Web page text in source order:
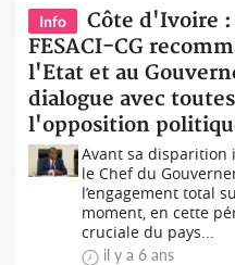
Info
Côte d'Ivoire :
FESACI-CG
l'Etat et au
dialogue avec
l'opposition
Avant sa disparition
le Chef du
l’engagement total
moment, en cette
cruciale du pays...
il y a 6 ans